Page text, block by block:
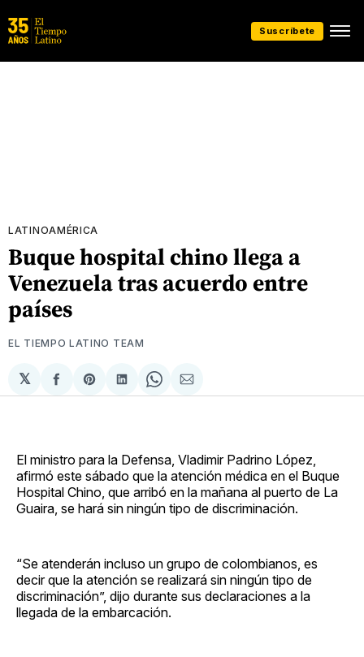
Suscríbete
LATINOAMÉRICA
Buque hospital chino llega a
Venezuela tras acuerdo entre
países
EL TIEMPO LATINO TEAM
𝕏
Compartir
en
Share
on
Compartir
en
Share
on
Compartir
via
El ministro para la Defensa, Vladimir Padrino López,
afirmó este sábado que la atención médica en el Buque
Hospital Chino, que arribó en la mañana al puerto de La
Guaira, se hará sin ningún tipo de discriminación.
“Se atenderán incluso un grupo de colombianos, es
decir que la atención se realizará sin ningún tipo de
discriminación”, dijo durante sus declaraciones a la
llegada de la embarcación.